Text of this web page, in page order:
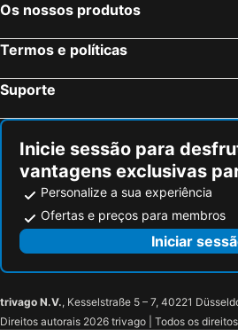
Os nossos produtos
Termos e políticas
Suporte
Inicie sessão para
vantagens exclusivas
Personalize a sua experiência
Ofertas e preços para membros
Iniciar
trivago N.V., Kesselstraße 5 – 7, 40221
Direitos autorais 2026 trivago | Todos os